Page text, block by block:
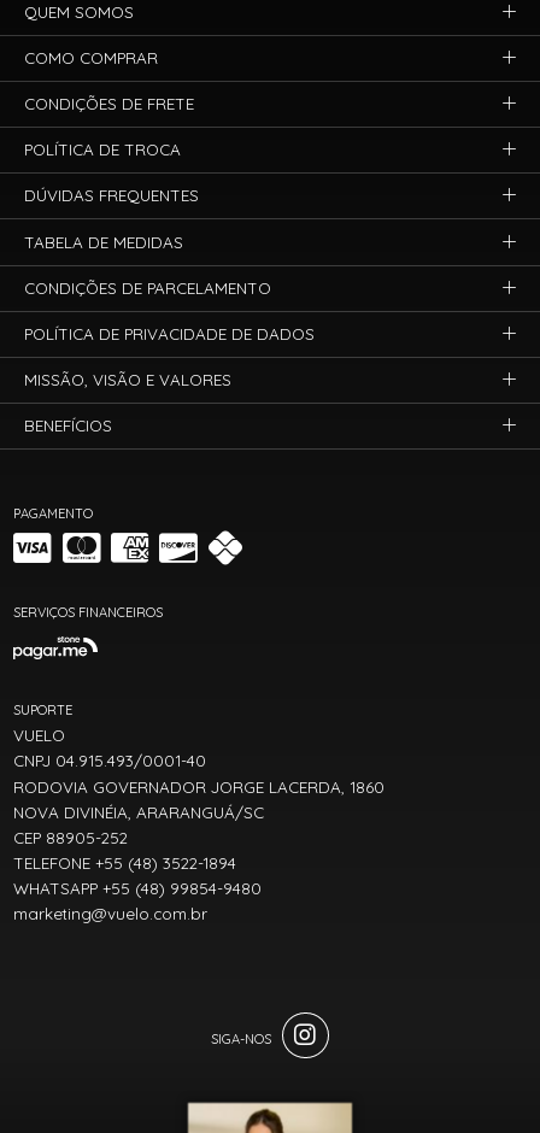
PAGAMENTO
SERVIÇOS FINANCEIROS
SUPORTE
VUELO
CNPJ 04.915.493/0001-40
RODOVIA GOVERNADOR JORGE LACERDA, 1860
NOVA DIVINÉIA, ARARANGUÁ/SC
CEP 88905-252
TELEFONE +55 (48) 3522-1894
WHATSAPP +55 (48) 99854-9480
marketing@vuelo.com.br
QUEM SOMOS
COMO COMPRAR
CONDIÇÕES DE FRETE
POLÍTICA DE TROCA
DÚVIDAS FREQUENTES
TABELA DE MEDIDAS
CONDIÇÕES DE PARCELAMENTO
POLÍTICA DE PRIVACIDADE DE DADOS
MISSÃO, VISÃO E VALORES
BENEFÍCIOS